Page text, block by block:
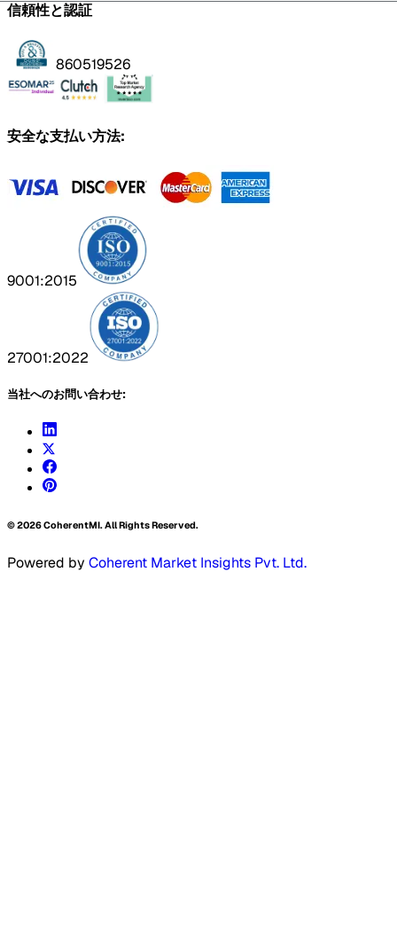
信頼性と認証
860519526
安全な支払い方法:
9001:2015
27001:2022
当社へのお問い合わせ:
©2026CoherentMI. All Rights Reserved.
Powered by Coherent Market Insights Pvt. Ltd.